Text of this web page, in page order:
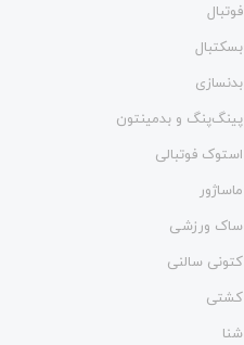
فوتبال
بسکتبال
بدنسازی
پینگ‌پنگ و بدمينتون
استوک فوتبالی
ماساژور
ساک ورزشی
کتونی سالنی
کشتی
شنا